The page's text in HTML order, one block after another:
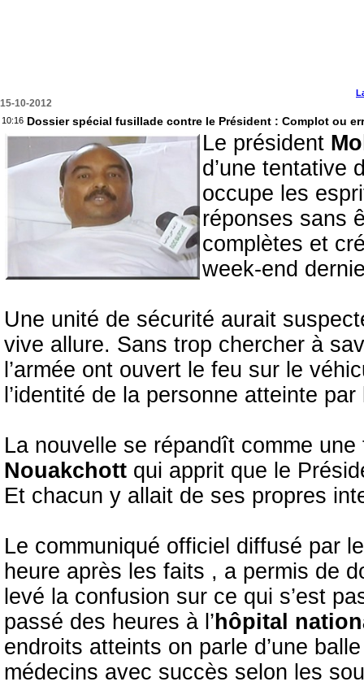
15-10-2012
10:16 Dossier spécial fusillade contre le Président : Complot ou
Le président
d’une tentative
occupe les
réponses sans
complètes et
week-end
Une unité de sécurité aurait
vive allure. Sans trop chercher à
l’armée ont ouvert le feu sur le
l’identité de la personne atteinte
La nouvelle se répandît comme
Nouakchott qui apprit que le
Et chacun y allait de ses propres
Le communiqué officiel diffusé par
heure après les faits , a permis de
levé la confusion sur ce qui s’est
passé des heures à l’ hôpital
endroits atteints on parle d’une
médecins avec succès selon les